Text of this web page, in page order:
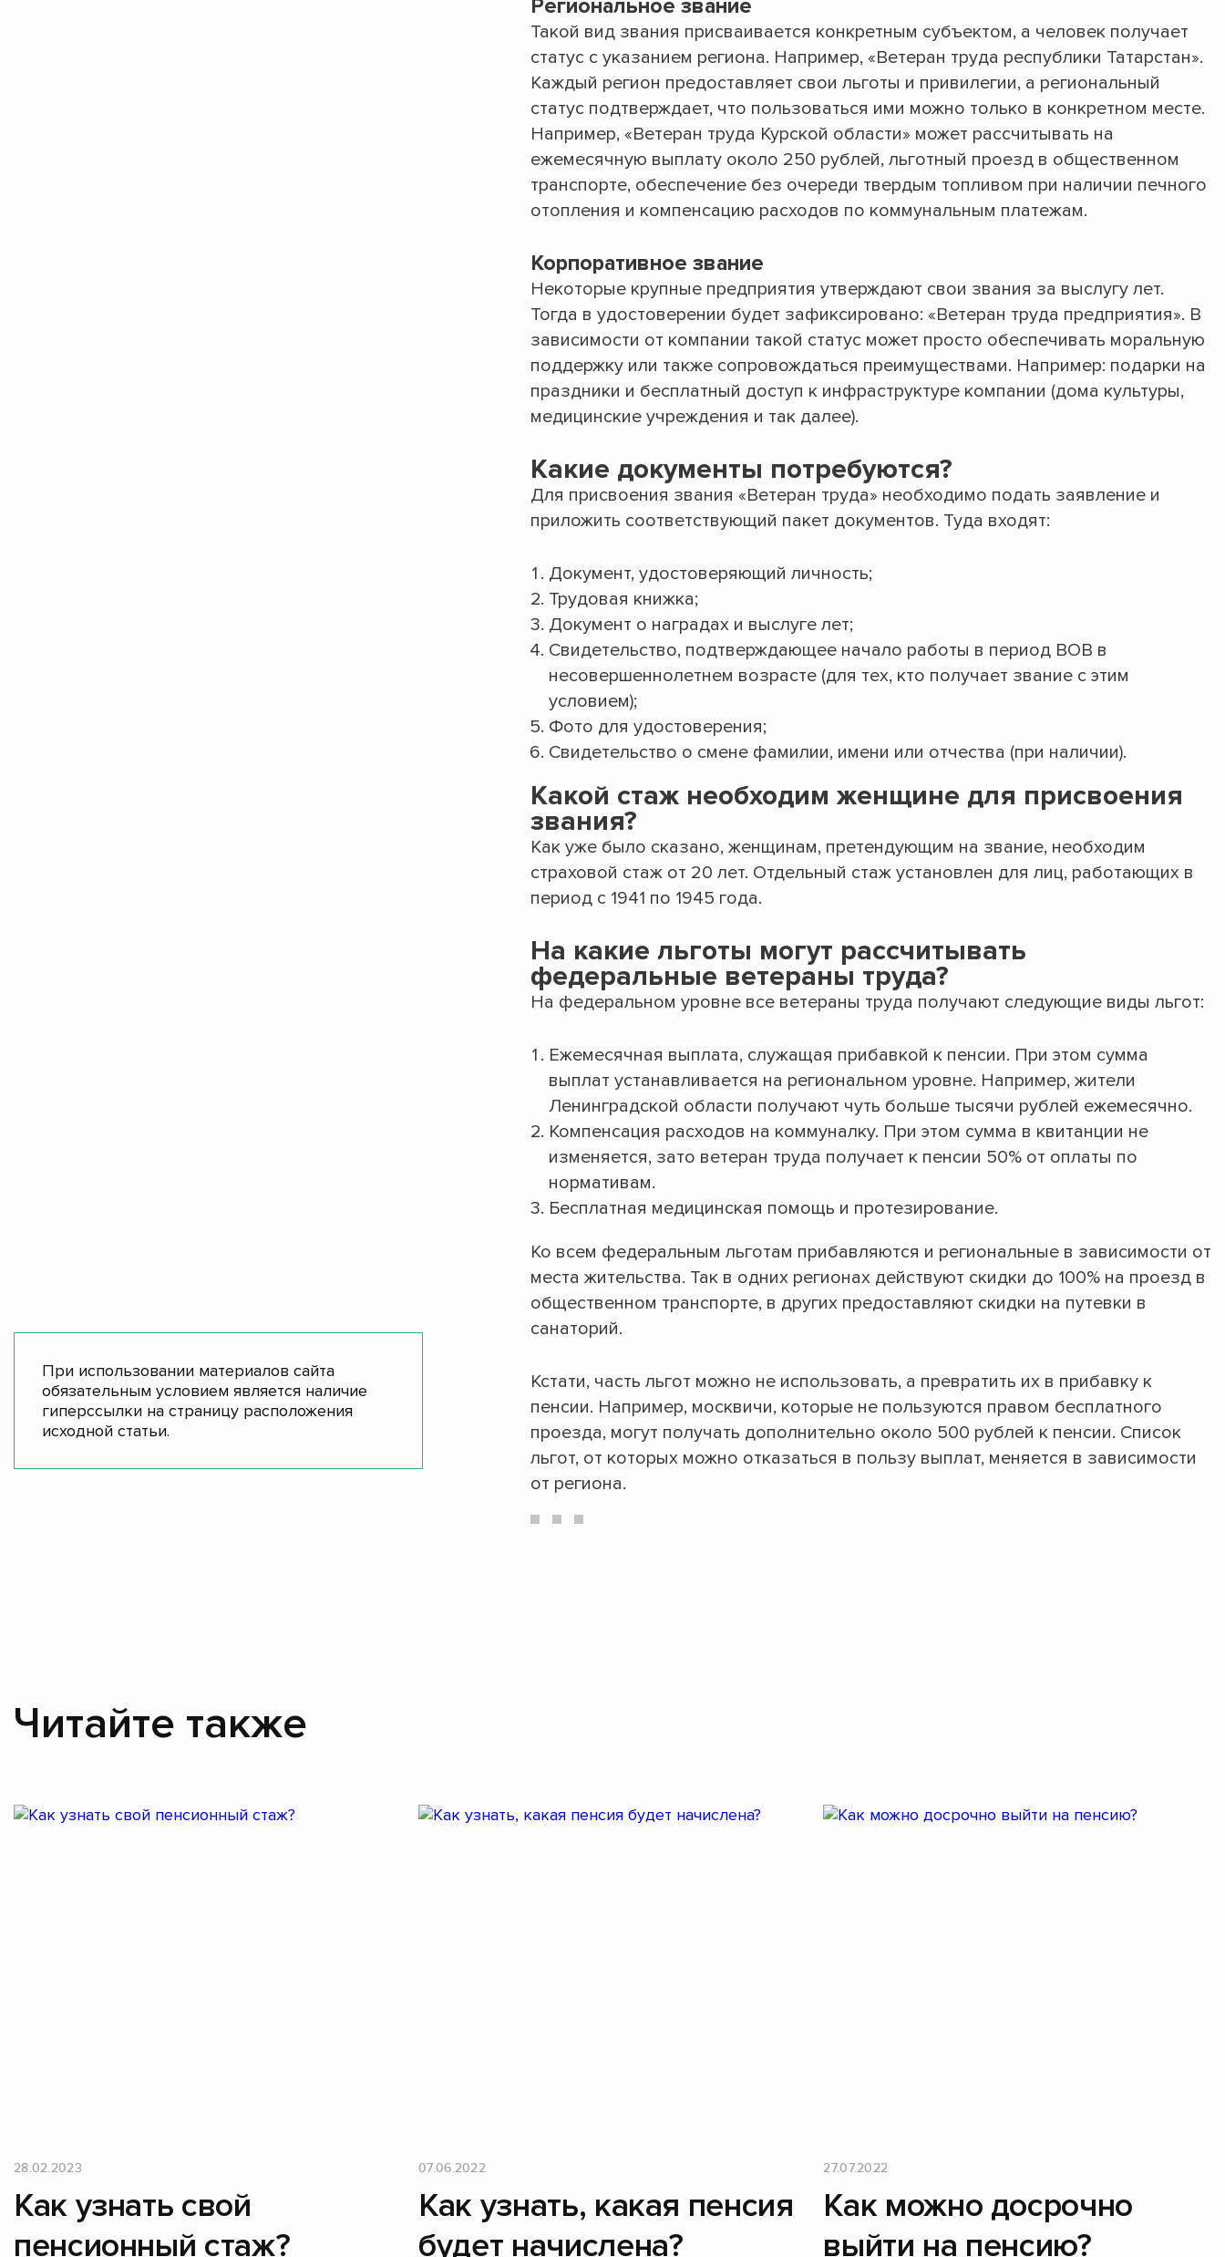
При использовании материалов сайта
обязательным условием является наличие
гиперссылки на страницу расположения
исходной статьи.
Региональное звание
Такой вид звания присваивается конкретным субъектом, а человек получает
статус с указанием региона. Например, «Ветеран труда республики Татарстан».
Каждый регион предоставляет свои льготы и привилегии, а региональный
статус подтверждает, что пользоваться ими можно только в конкретном месте.
Например, «Ветеран труда Курской области» может рассчитывать на
ежемесячную выплату около 250 рублей, льготный проезд в общественном
транспорте, обеспечение без очереди твердым топливом при наличии печного
отопления и компенсацию расходов по коммунальным платежам.
Корпоративное звание
Некоторые крупные предприятия утверждают свои звания за выслугу лет.
Тогда в удостоверении будет зафиксировано: «Ветеран труда предприятия». В
зависимости от компании такой статус может просто обеспечивать моральную
поддержку или также сопровождаться преимуществами. Например: подарки на
праздники и бесплатный доступ к инфраструктуре компании (дома культуры,
медицинские учреждения и так далее).
Какие документы потребуются?
Для присвоения звания «Ветеран труда» необходимо подать заявление и
приложить соответствующий пакет документов. Туда входят:
Документ, удостоверяющий личность;
Трудовая книжка;
Документ о наградах и выслуге лет;
Свидетельство, подтверждающее начало работы в период ВОВ в
несовершеннолетнем возрасте (для тех, кто получает звание с этим
условием);
Фото для удостоверения;
Свидетельство о смене фамилии, имени или отчества (при наличии).
Какой стаж необходим женщине для присвоения
звания?
Как уже было сказано, женщинам, претендующим на звание, необходим
страховой стаж от 20 лет. Отдельный стаж установлен для лиц, работающих в
период с 1941 по 1945 года.
На какие льготы могут рассчитывать
федеральные ветераны труда?
На федеральном уровне все ветераны труда получают следующие виды льгот:
Ежемесячная выплата, служащая прибавкой к пенсии. При этом сумма
выплат устанавливается на региональном уровне. Например, жители
Ленинградской области получают чуть больше тысячи рублей ежемесячно.
Компенсация расходов на коммуналку. При этом сумма в квитанции не
изменяется, зато ветеран труда получает к пенсии 50% от оплаты по
нормативам.
Бесплатная медицинская помощь и протезирование.
Ко всем федеральным льготам прибавляются и региональные в зависимости от
места жительства. Так в одних регионах действуют скидки до 100% на проезд в
общественном транспорте, в других предоставляют скидки на путевки в
санаторий.
Кстати, часть льгот можно не использовать, а превратить их в прибавку к
пенсии. Например, москвичи, которые не пользуются правом бесплатного
проезда, могут получать дополнительно около 500 рублей к пенсии. Список
льгот, от которых можно отказаться в пользу выплат, меняется в зависимости
от региона.
Читайте также
28.02.2023
Как узнать свой
пенсионный стаж?
07.06.2022
Как узнать, какая пенсия
будет начислена?
27.07.2022
Как можно досрочно
выйти на пенсию?